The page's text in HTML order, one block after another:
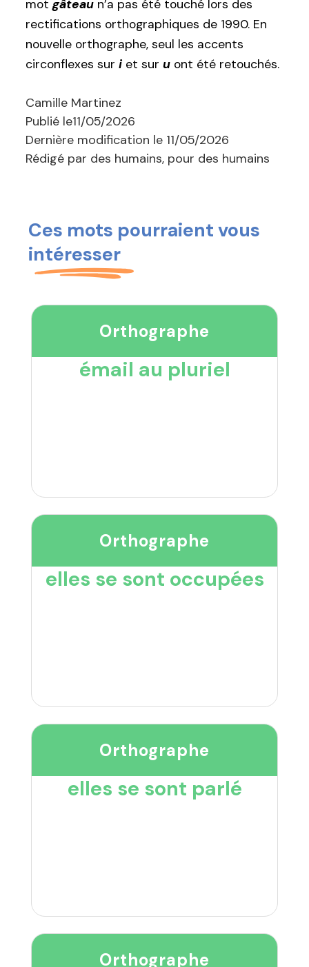
mot gâteau n’a pas été touché lors des
rectifications orthographiques de 1990. En
nouvelle orthographe, seul les accents
circonflexes sur i et sur u ont été retouchés.
Camille Martinez
Publié le11/05/2026
Dernière modification le 11/05/2026
Rédigé par des humains, pour des humains
Ces mots pourraient vous
intéresser
Orthographe
émail au pluriel
Orthographe
elles se sont occupées
Orthographe
elles se sont parlé
Orthographe